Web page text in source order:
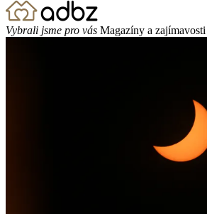
Vybrali jsme pro vás Magazíny a zajímavosti